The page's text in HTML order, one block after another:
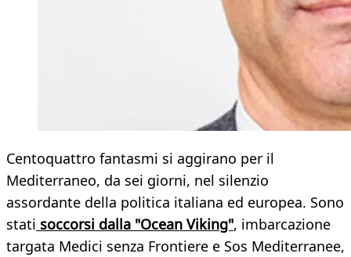
Centoquattro fantasmi si aggirano per il
Mediterraneo, da sei giorni, nel silenzio
assordante della politica italiana ed europea. Sono
stati soccorsi dalla "Ocean Viking", imbarcazione
targata Medici senza Frontiere e Sos Mediterranee,